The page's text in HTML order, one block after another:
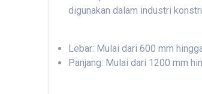
digunakan dalam industri
Lebar: Mulai dari 600 mm
Panjang: Mulai dari 1200 mm